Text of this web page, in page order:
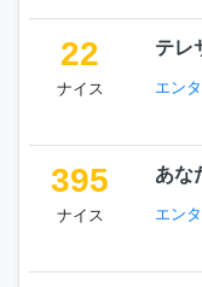
22
ナイス
テレ
エン
395
ナイス
あな
エン